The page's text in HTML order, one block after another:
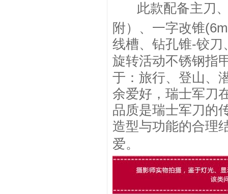
此款配备主刀
附）、一字改锥
线槽、钻孔锥-铰刀
旋转活动不锈钢指
于：旅行、登山、
余爱好，瑞士军刀
品质是瑞士军刀的
造型与功能的合理
爱。